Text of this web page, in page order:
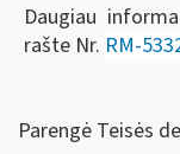
Daugiau
rašte Nr. RM-
Parengė Teisės